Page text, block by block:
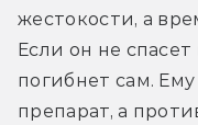
жестокости, а
Если он не
погибнет сам.
препарат, а